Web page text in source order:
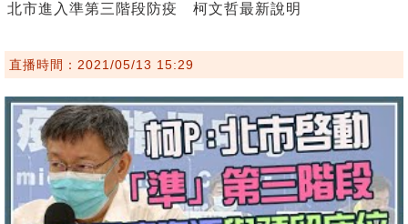
北市進入準第三階段防疫 柯文哲最新說明
直播時間：2021/05/13 15:29